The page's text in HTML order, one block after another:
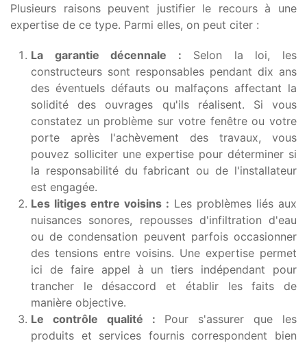
Plusieurs raisons peuvent justifier le recours à une
expertise de ce type. Parmi elles, on peut citer :
La garantie décennale : Selon la loi, les
constructeurs sont responsables pendant dix ans
des éventuels défauts ou malfaçons affectant la
solidité des ouvrages qu'ils réalisent. Si vous
constatez un problème sur votre fenêtre ou votre
porte après l'achèvement des travaux, vous
pouvez solliciter une expertise pour déterminer si
la responsabilité du fabricant ou de l'installateur
est engagée.
Les litiges entre voisins : Les problèmes liés aux
nuisances sonores, repousses d'infiltration d'eau
ou de condensation peuvent parfois occasionner
des tensions entre voisins. Une expertise permet
ici de faire appel à un tiers indépendant pour
trancher le désaccord et établir les faits de
manière objective.
Le contrôle qualité : Pour s'assurer que les
produits et services fournis correspondent bien